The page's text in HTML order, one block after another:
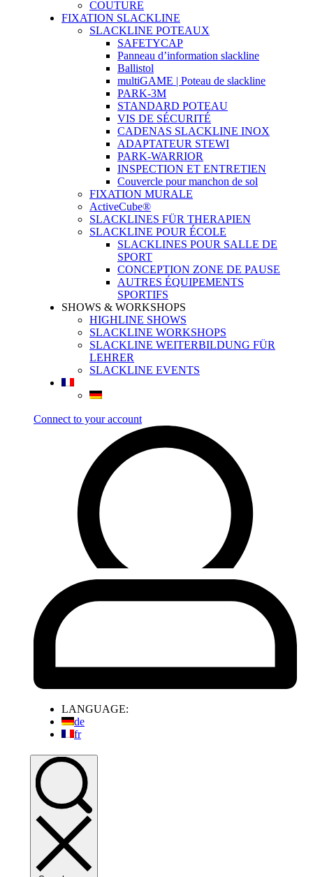
COUTURE
FIXATION SLACKLINE
SLACKLINE POTEAUX
SAFETYCAP
Panneau d’information slackline
Ballistol
multiGAME | Poteau de slackline
PARK-3M
STANDARD POTEAU
VIS DE SÉCURITÉ
CADENAS SLACKLINE INOX
ADAPTATEUR STEWI
PARK-WARRIOR
INSPECTION ET ENTRETIEN
Couvercle pour manchon de sol
FIXATION MURALE
ActiveCube®
SLACKLINES FÜR THERAPIEN
SLACKLINE POUR ÉCOLE
SLACKLINES POUR SALLE DE
SPORT
CONCEPTION ZONE DE PAUSE
AUTRES ÉQUIPEMENTS
SPORTIFS
SHOWS & WORKSHOPS
HIGHLINE SHOWS
SLACKLINE WORKSHOPS
SLACKLINE WEITERBILDUNG FÜR
LEHRER
SLACKLINE EVENTS
Connect to your account
LANGUAGE:
de
fr